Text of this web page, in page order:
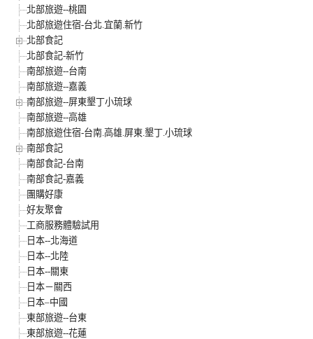
北部旅遊--桃園
北部旅遊住宿-台北.宜蘭.新竹
北部食記
北部食記-新竹
南部旅遊--台南
南部旅遊--嘉義
南部旅遊--屏東墾丁小琉球
南部旅遊--高雄
南部旅遊住宿-台南.高雄.屏東.墾丁.小琉球
南部食記
南部食記-台南
南部食記-嘉義
團購好康
好友聚會
工商服務體驗試用
日本--北海道
日本--北陸
日本--關東
日本－關西
日本–中國
東部旅遊--台東
東部旅遊--花蓮